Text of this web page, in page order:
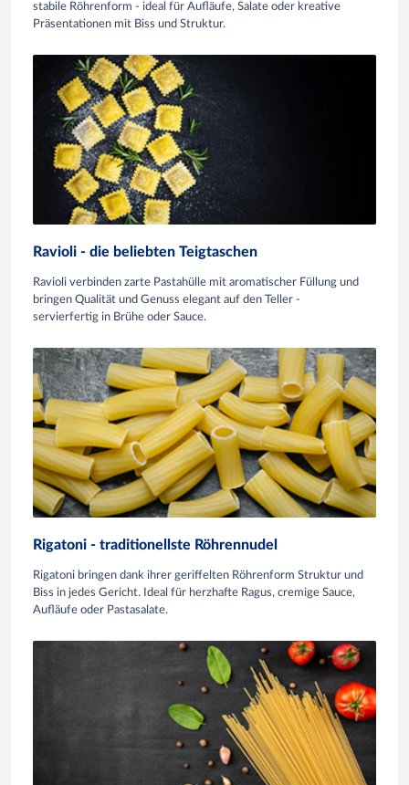
stabile Röhrenform - ideal für Aufläufe, Salate oder kreative
Präsentationen mit Biss und Struktur.
Ravioli - die beliebten Teigtaschen
Ravioli verbinden zarte Pastahülle mit aromatischer Füllung und
bringen Qualität und Genuss elegant auf den Teller -
servierfertig in Brühe oder Sauce.
Rigatoni - traditionellste Röhrennudel
Rigatoni bringen dank ihrer geriffelten Röhrenform Struktur und
Biss in jedes Gericht. Ideal für herzhafte Ragus, cremige Sauce,
Aufläufe oder Pastasalate.